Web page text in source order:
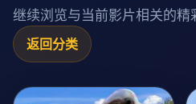
继续浏览与当前影片相关的精
返回分类